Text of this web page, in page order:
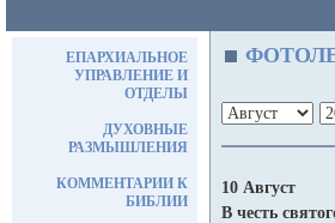
ЕПАРХИАЛЬНОЕ
УПРАВЛЕНИЕ И
ОТДЕЛЫ
ДУХОВНЫЕ
РАЗМЫШЛЕНИЯ
КОММЕНТАРИИ К
БИБЛИИ
10 Август
В честь